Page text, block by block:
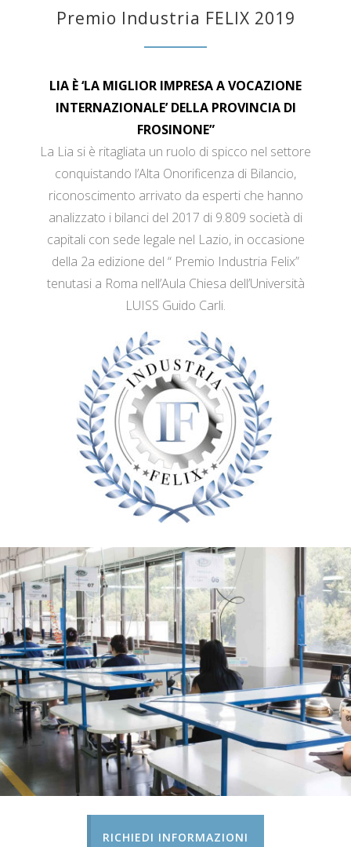
Premio Industria FELIX 2019
LIA È ‘LA MIGLIOR IMPRESA A VOCAZIONE
INTERNAZIONALE’ DELLA PROVINCIA DI
FROSINONE”
La Lia si è ritagliata un ruolo di spicco nel settore
conquistando l’Alta Onorificenza di Bilancio,
riconoscimento arrivato da esperti che hanno
analizzato i bilanci del 2017 di 9.809 società di
capitali con sede legale nel Lazio, in occasione
della 2a edizione del “ Premio Industria Felix”
tenutasi a Roma nell’Aula Chiesa dell’Università
LUISS Guido Carli.
RICHIEDI INFORMAZIONI